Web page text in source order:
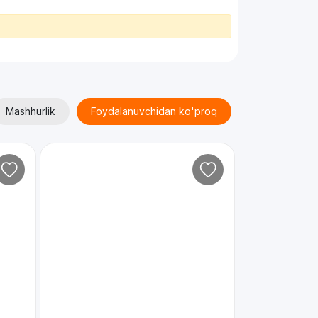
Mashhurlik Foydalanuvchidan ko'proq